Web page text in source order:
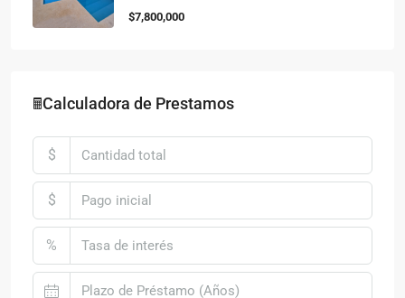
$7,800,000
🖩Calculadora de Prestamos
$
$
%